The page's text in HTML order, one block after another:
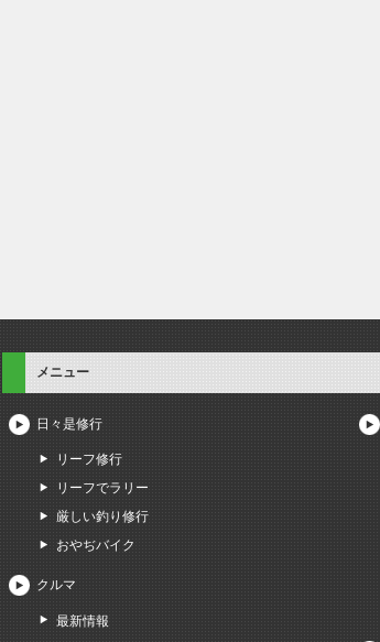
メニュー
日々是修行
リーフ修行
リーフでラリー
厳しい釣り修行
おやぢバイク
クルマ
最新情報